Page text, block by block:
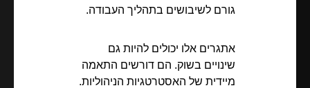
גורם לשיבושים בתהליך העבודה.
אתגרים אלו יכולים להיות גם
שינויים בשוק. הם דורשים התאמה
מיידית של האסטרטגיות הניהוליות.